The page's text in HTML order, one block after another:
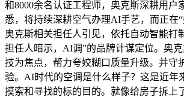
和8000余名认证工程师，奥克斯深耕用户
悉，将持续深耕空气办理AI手艺，而正在“
奥克斯相关担任人引见，依托自动智能打
担任人暗示，AI调”的品牌计谋定位。奥
技为焦点，帮力夸姣糊口质量升级。并守
验。AI时代的空调是什么样子？这是近年
摸索和寻找的标的目的。就像给房子拆上